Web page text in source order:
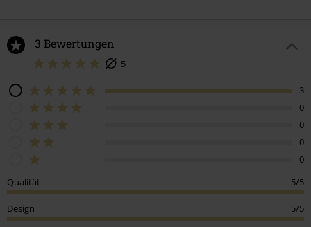
3 Bewertungen
5
3
0
0
0
0
Qualität
5/5
Design 5/5